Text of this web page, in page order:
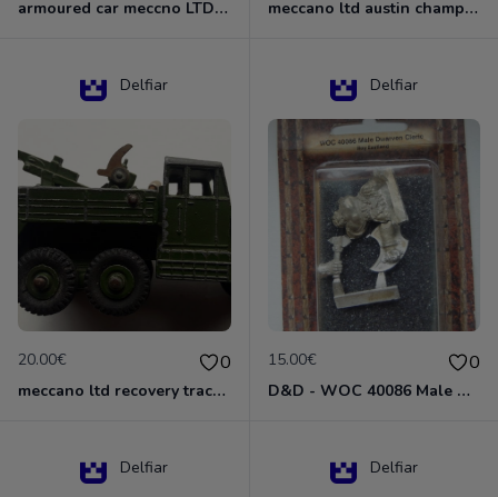
armoured car meccno LTD N°670 meccano ltd austin champ N°674
Delfiar
20.00€ 0
meccano ltd recovery tractor N°661
Delfiar
15.00€ 0
D&D - WOC 40086 Male Dwarven Cleric Miniature - Donjons Dragons
Delfiar Delfiar